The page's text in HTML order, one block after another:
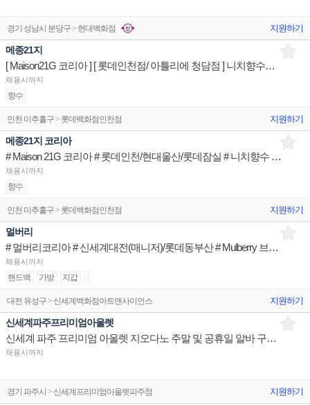
경기 성남시 분당구 > 현대백화점 지원하기
메종21지
[ Maison21G 코리아 ] [ 롯데인천점/ 아틀리에 청담점 ] 니치향수브랜드 매장 상품유지 매장판매사원
채용시까지
향수
인천 미추홀구 > 롯데백화점인천점 지원하기
메종21지 코리아
# Maison 21G 코리아 # 롯데인천/현대울산/롯데잠실 # 니치향수 브랜드 Advisior
채용시까지
향수
인천 미추홀구 > 롯데백화점인천점 지원하기
멀버리
# 멀버리코리아 # 신세계대전(매니저)/롯데동부산 # Mulberry 브랜드 Advisior(정규직)
채용시까지
핸드백 가방 지갑
대전 유성구 > 신세계백화점아트앤사이언스 지원하기
신세계파주프리미엄아울렛
신세계 파주 프리미엄 아울렛 지오다노 주말 및 공휴일 알바 구인합니다
채용시까지
경기 파주시 > 신세계프리미엄아울렛파주점 지원하기